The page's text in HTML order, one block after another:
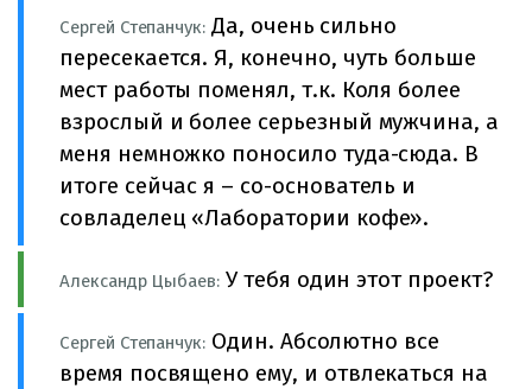
Сергей Степанчук: Да, очень сильно
пересекается. Я, конечно, чуть больше
мест работы поменял, т.к. Коля более
взрослый и более серьезный мужчина, а
меня немножко поносило туда-сюда. В
итоге сейчас я – со-основатель и
совладелец «Лаборатории кофе».
Александр Цыбаев: У тебя один этот проект?
Сергей Степанчук: Один. Абсолютно все
время посвящено ему, и отвлекаться на